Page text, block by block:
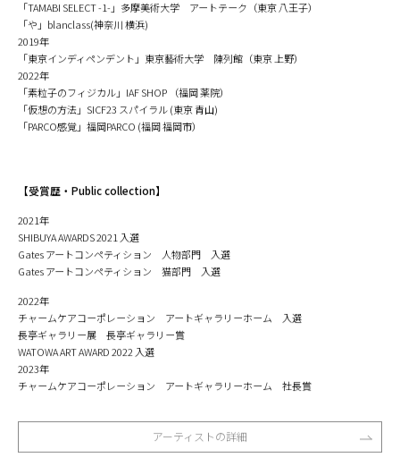
「TAMABI SELECT -1-」多摩美術大学 アートテーク（東京 八王子）
「や」blanclass(神奈川 横浜)
2019年
「東京インディペンデント」東京藝術大学 陳列館（東京 上野）
2022年
「素粒子のフィジカル」IAF SHOP （福岡 薬院）
「仮想の方法」SICF23 スパイラル (東京 青山)
「PARCO感覚」福岡PARCO (福岡 福岡市）
【受賞歴・Public collection】
2021年
SHIBUYA AWARDS 2021 入選
Gates アートコンペティション 人物部門 入選
Gates アートコンペティション 猫部門 入選
2022年
チャームケアコーポレーション アートギャラリーホーム 入選
長亭ギャラリー展 長亭ギャラリー賞
WATOWA ART AWARD 2022 入選
2023年
チャームケアコーポレーション アートギャラリーホーム 社長賞
アーティストの詳細